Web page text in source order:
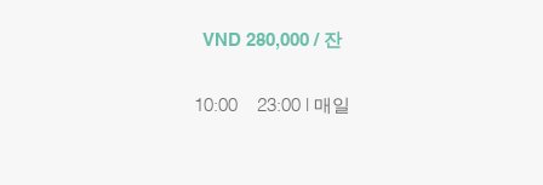
VND 280,000 / 잔
10:00 – 23:00 | 매일